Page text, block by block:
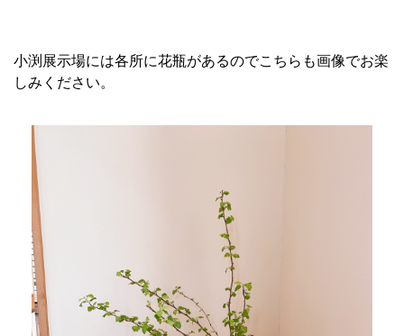
小渕展示場には各所に花瓶があるのでこちらも画像でお楽
しみください。